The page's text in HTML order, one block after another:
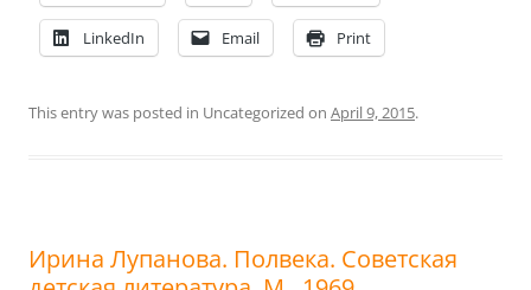
LinkedIn Email Print
This entry was posted in Uncategorized on April 9, 2015.
Ирина Лупанова. Полвека. Советская